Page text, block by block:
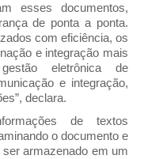
esses documentos,
de ponta a ponta.
com eficiência, os
e integração mais
eletrônica de
e integração,
declara.
de textos
o documento e
armazenado em um